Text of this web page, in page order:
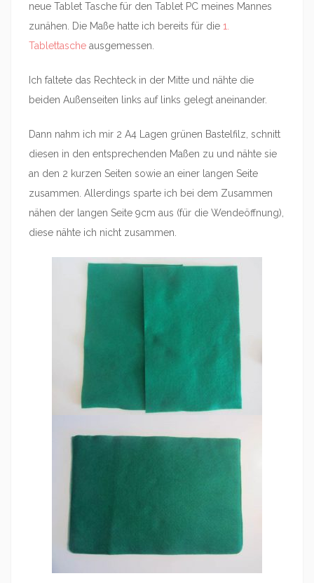
neue Tablet Tasche für den Tablet PC meines Mannes
zunähen. Die Maße hatte ich bereits für die 1.
Tablettasche ausgemessen.
Ich faltete das Rechteck in der Mitte und nähte die
beiden Außenseiten links auf links gelegt aneinander.
Dann nahm ich mir 2 A4 Lagen grünen Bastelfilz, schnitt
diesen in den entsprechenden Maßen zu und nähte sie
an den 2 kurzen Seiten sowie an einer langen Seite
zusammen. Allerdings sparte ich bei dem Zusammen
nähen der langen Seite 9cm aus (für die Wendeöffnung),
diese nähte ich nicht zusammen.